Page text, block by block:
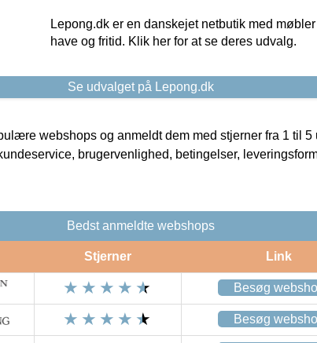
Lepong.dk er en danskejet netbutik med
have og fritid. Klik her for at se deres udvalg.
Se udvalget på Lepong.dk
webshops og anmeldt dem med stjerner fra 1 til 5
brugervenlighed, betingelser,
Bedst anmeldte webshops
Stjerner Link
Besøg
Besøg